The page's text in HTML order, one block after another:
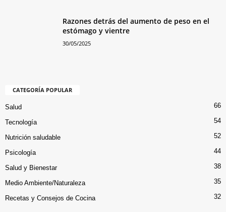
Razones detrás del aumento de peso en el
estómago y vientre
30/05/2025
CATEGORÍA POPULAR
Salud 66
Tecnología 54
Nutrición saludable 52
Psicología 44
Salud y Bienestar 38
Medio Ambiente/Naturaleza 35
Recetas y Consejos de Cocina 32